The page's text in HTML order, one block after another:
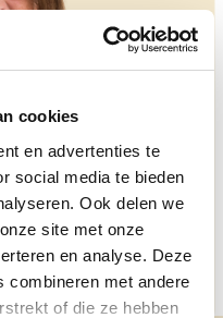
cookies
en advertenties te
social media te bieden
Ook delen we
site met onze
en analyse. Deze
combineren met andere
of die ze hebben